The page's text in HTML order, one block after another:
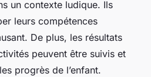
un contexte ludique. Ils
leurs compétences
De plus, les résultats
peuvent être suivis et
progrès de l’enfant.